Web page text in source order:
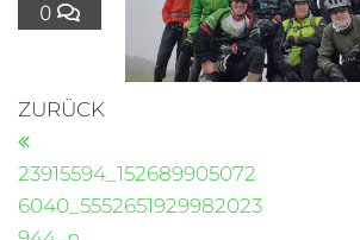
0
ZURÜCK
23915594_152689905072
6040_5552651929982023